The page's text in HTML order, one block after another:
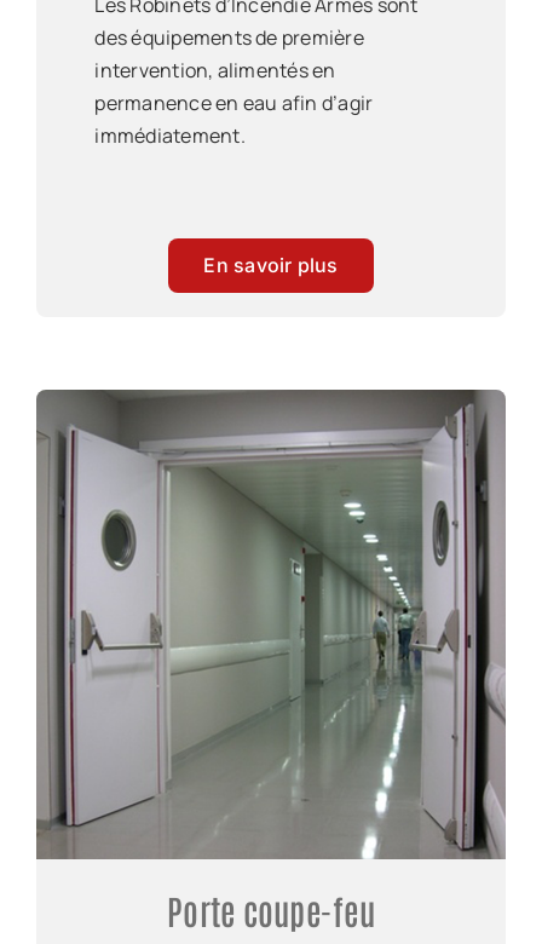
des équipements de première
intervention, alimentés en
permanence en eau afin d’agir
immédiatement.
En savoir plus
Porte coupe-feu